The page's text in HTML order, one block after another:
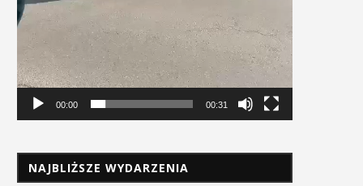
00:00 00:31
NAJBLIŻSZE WYDARZENIA